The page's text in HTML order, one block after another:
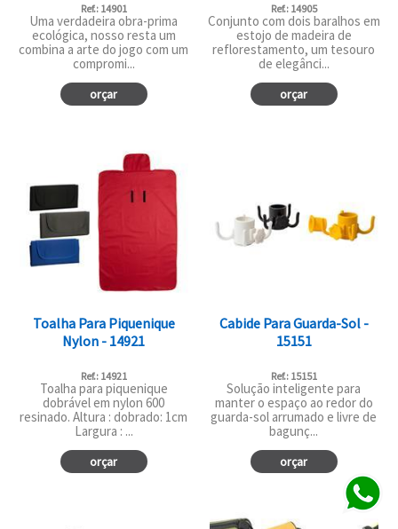
Ref.: 14901
Uma verdadeira obra-prima
ecológica, nosso resta um
combina a arte do jogo com um
compromi...
orçar
Ref.: 14905
Conjunto com dois baralhos em
estojo de madeira de
reflorestamento, um tesouro
de elegânci...
orçar
Toalha Para Piquenique
Nylon - 14921
Ref.: 14921
Toalha para piquenique
dobrável em nylon 600
resinado. Altura : dobrado: 1cm
Largura : ...
orçar
Cabide Para Guarda-Sol -
15151
Ref.: 15151
Solução inteligente para
manter o espaço ao redor do
guarda-sol arrumado e livre de
bagunç...
orçar